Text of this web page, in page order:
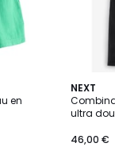
en
NEXT
ultra
46,00 €